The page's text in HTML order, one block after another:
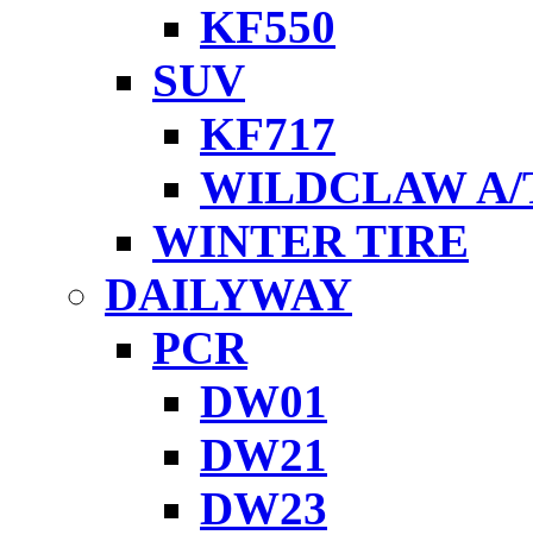
KF550
SUV
KF717
WILDCLAW
WINTER TIRE
DAILYWAY
PCR
DW01
DW21
DW23